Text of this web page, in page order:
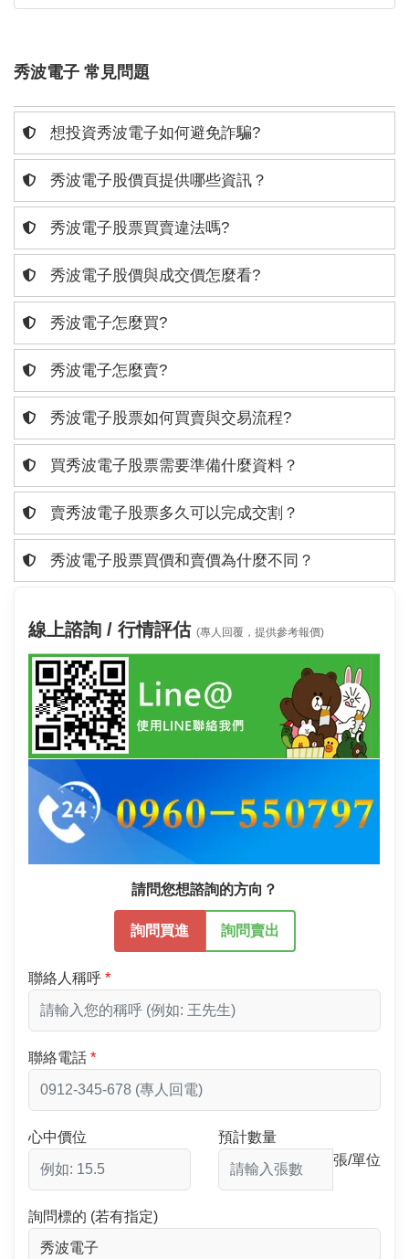
秀波電子 常見問題
想投資秀波電子如何避免詐騙?
秀波電子股價頁提供哪些資訊？
秀波電子股票買賣違法嗎?
秀波電子股價與成交價怎麼看?
秀波電子怎麼買?
秀波電子怎麼賣?
秀波電子股票如何買賣與交易流程?
買秀波電子股票需要準備什麼資料？
賣秀波電子股票多久可以完成交割？
秀波電子股票買價和賣價為什麼不同？
線上諮詢 / 行情評估 (專人回覆，提供參考報價)
請問您想諮詢的方向？
詢問買進 詢問賣出
聯絡人稱呼
聯絡電話
心中價位
預計數量
張/單位
詢問標的 (若有指定)